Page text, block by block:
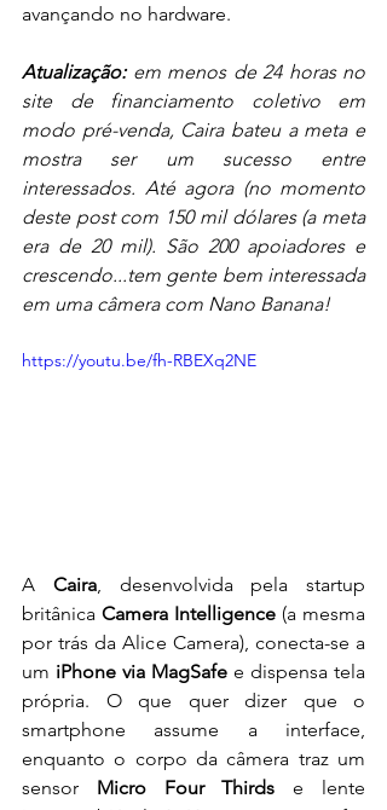
avançando no hardware.
Atualização: em menos de 24 horas no
site de financiamento coletivo em
modo pré-venda, Caira bateu a meta e
mostra ser um sucesso entre
interessados. Até agora (no momento
deste post com 150 mil dólares (a meta
era de 20 mil). São 200 apoiadores e
crescendo...tem gente bem interessada
em uma câmera com Nano Banana!
https://youtu.be/fh-RBEXq2NE
A Caira, desenvolvida pela startup
britânica Camera Intelligence (a mesma
por trás da Alice Camera), conecta-se a
um iPhone via MagSafe e dispensa tela
própria. O que quer dizer que o
smartphone assume a interface,
enquanto o corpo da câmera traz um
sensor Micro Four Thirds e lente